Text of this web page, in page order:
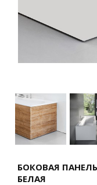
БОКОВАЯ
БЕЛАЯ